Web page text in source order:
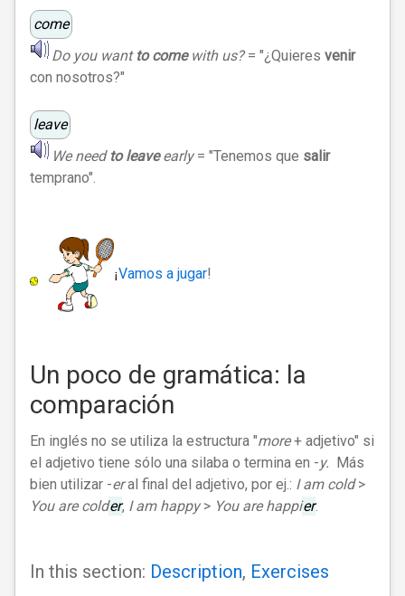
come
Do you want to comewith us?= "¿Quieres venir
con nosotros?"
leave
We need to leaveearly= "Tenemos que salir
temprano".
¡Vamos a jugar!
Un poco de gramática: la
comparación
En inglés no se utiliza la estructura "more+ adjetivo" si
el adjetivo tiene sólo una silaba o termina en -y. Más
bien utilizar -eral final del adjetivo, por ej.: I am cold>
You are colder, I am happy> You are happier.
In this section: Description, Exercises